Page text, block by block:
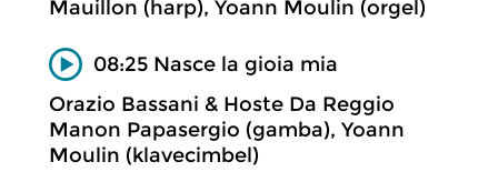
Mauillon (harp), Yoann Moulin (orgel)
08:25 Nasce la gioia mia
Orazio Bassani & Hoste Da Reggio
Manon Papasergio (gamba), Yoann
Moulin (klavecimbel)